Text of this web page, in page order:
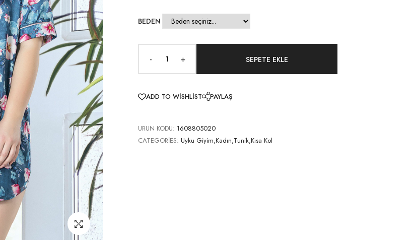
BEDEN
- +
ADD TO WISHLIST PAYLAŞ
URUN KODU: 1608805020
CATEGORIES: Uyku Giyim,Kadın,Tunik,Kısa Kol